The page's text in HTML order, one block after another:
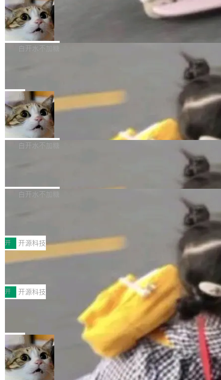
l 迁移或唤醒时，新宿主从 S3 恢复 SQLite 数据
库继续执行。存储库是持久化的唯一真相...
te 17 Pro、OPPO K15，要么是vivo X300 E这
样的次旗舰。 Galaxy Z Fold8 Ultra / Z Fold8 /
Z Flip8三款折叠屏新机均在7月22日发布，且全
部搭载骁龙8 Elite Gen5 for Galaxy，它们本该
本控制系统。目前处于 Early Access 阶段。 De
ltaDB 的核心思路直接写在 landing page 最显
眼的位置：「Software is made between com
mits」——软件是在 commit 之间写出来的。git
是把这段空隙补上。 回退到任何一次编辑：Delt
aDB 捕获 commit 之间的每一次操作，...
SpaceXAI 单季资本开支达 183 亿美元
根据风险投资人Tomer Tunguz 博客（VC 分
析）披露的最新分析与第二季度业绩报告，Spac
微软同期总资本开支的四成。 与亚马逊、Alpha
bet、微软以及 Meta 等传统科技巨头相比，Spa
ceXAI的资金消耗速度尤为引人瞩目。然而，支
撑庞大支出的资金来源却呈现出截然不同的面
貌。数据显示，微软和 Meta 主要依托充沛的经
白开水不加糖
一个在终端里运行的编程 agent；Muse Spark
1.2，驱动这个 agent 的新模型。一句话概括：
你可以用 curl -fsSL https://dev.meta.ai/install.
sh | bash 安装一个能在大项目里自动规划、写
代码、验证结果的 AI 终端工具。 据介绍，Muse
个主 agent 循环，外加一组后台 agent。这些后
局
美团开源 LoHoSearch，用知识图谱校
准 AI 能力认知
机器出题的前提，是让机器拥有全局视野。整个
构建流程可以分为四个环节：建图 → 控制难度
白开水不加糖
库，并将作为transport接入Mooncake TENT。
MPComm将作为一种传输引擎接入Mooncake T
ENT，实现零拷贝传输性能提升30%、非零拷贝
传输性能最高提升5倍。UCL-MPComm底层基
于自研UCL-Engine通信引擎，后续腾讯网平将
持续开源更多基于UCL-Engine的高性能通信组
件。 腾讯网平团队在UCL-MPComm中实现了一
个独立于业务线程的全局通信引擎（Engine），
白开水不加糖
型案例入选名单》，深信服“面向企业研发场景的
开源 AI 编程平台 CoStrict 应用”凭借卓越的技术
创新与落地成效成功入选。 全链路私有化部署，
助力企业AI研发安全落地 当前，越来越多企业已
经开始引入 AI Coding 工具，通过调用公有云模
型或企业内部部署模型提升研发效率。但随着 AI
Coding 从个人辅助工具逐步走向团队级、组织
级应用，企业在规模化落地过程中，对安全性、
可控性和代码质量提出了更高要求。 首先是数据
安全与合规要求。对于大多数普通研发场景，公
有云模型能够满足快速试用和效率提升的需求。
但对于金融、能源、医疗等对数据安全要求较...
开 开源科技
深信服AI算力网关入选工信部人工智能
前不久，工业和信息化部正式发布《2025年人工
智能应用典型案例名单》，集中展示人工智能在
各领域的应用成果，覆盖技术底座、行业赋能、
产品应用、支撑保障、专题等五大方向。深信服
AI算力网关（AI创新平台）成功入选！ 随着各行
各业的Agent走向规模化建设，算力构成形态逐
渐丰富，用户关注的重点也在发生变化：不只是
让AI用起来，还要进一步看清混合算力时代下，
Token花在哪里、算力是否被充分利用，以及持
开 开源科技
Jeff Dean 离开 Google：一个时代的结
束，一个实验室的开始
Google 员工编号 20。MapReduce 作者之一。
Bigtable 作者之一。TensorFlow 的作者之一。
Gemini 的架构师。Google 首席科学家。 Jeff D
ean 在 Google 工作了 27 年后，宣布离职。 他
不是一个人走。一同离开的还有 Sanjay Ghema
局
🔥 SolonCode v2026.8.4 发布：界面
字体可调、22 种语言、记忆搜索增强
打开终端就能上岗的全中文编码智能体，这一轮